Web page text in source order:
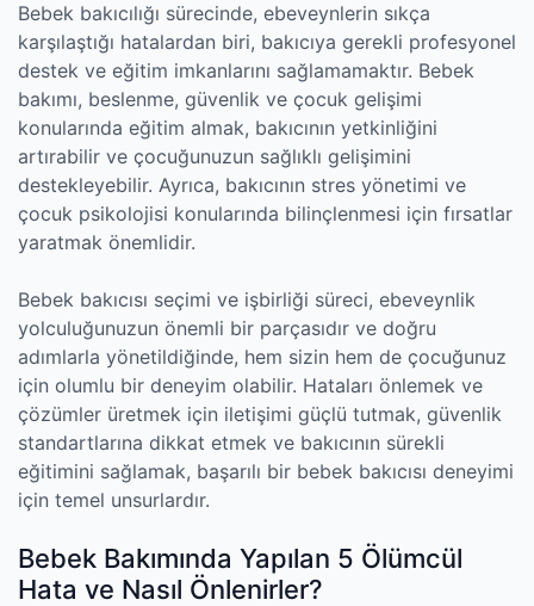
Bebek bakıcılığı sürecinde, ebeveynlerin sıkça
karşılaştığı hatalardan biri, bakıcıya gerekli profesyonel
destek ve eğitim imkanlarını sağlamamaktır. Bebek
bakımı, beslenme, güvenlik ve çocuk gelişimi
konularında eğitim almak, bakıcının yetkinliğini
artırabilir ve çocuğunuzun sağlıklı gelişimini
destekleyebilir. Ayrıca, bakıcının stres yönetimi ve
çocuk psikolojisi konularında bilinçlenmesi için fırsatlar
yaratmak önemlidir.
Bebek bakıcısı seçimi ve işbirliği süreci, ebeveynlik
yolculuğunuzun önemli bir parçasıdır ve doğru
adımlarla yönetildiğinde, hem sizin hem de çocuğunuz
için olumlu bir deneyim olabilir. Hataları önlemek ve
çözümler üretmek için iletişimi güçlü tutmak, güvenlik
standartlarına dikkat etmek ve bakıcının sürekli
eğitimini sağlamak, başarılı bir bebek bakıcısı deneyimi
için temel unsurlardır.
Bebek Bakımında Yapılan 5 Ölümcül
Hata ve Nasıl Önlenirler?